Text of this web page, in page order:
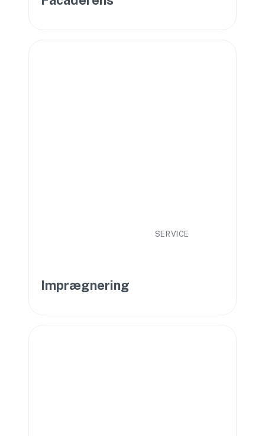
SERVICE
Imprægnering